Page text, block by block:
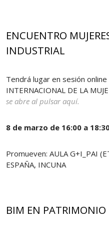
ENCUENTRO
INDUSTRIAL
Tendrá lugar en sesión
INTERNACIONAL DE LA
se abre al pulsar aquí.
8 de marzo de 16:00 a
Promueven: AULA G+I_PAI
ESPAÑA, INCUNA
BIM EN PATRIMONIO